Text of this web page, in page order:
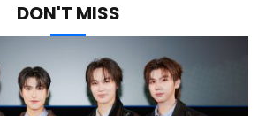
DON'T MISS